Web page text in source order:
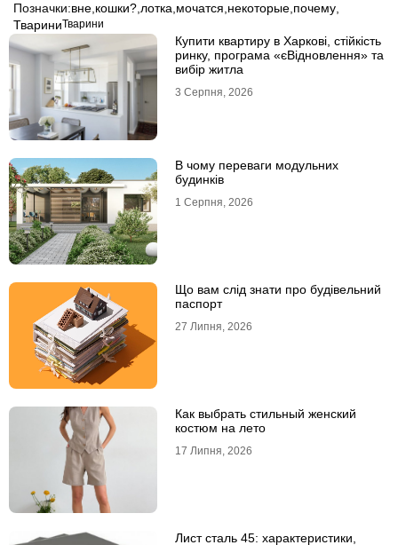
Позначки:вне кошки? лотка мочатся некоторые почему
ТвариниТварини
Купити квартиру в Харкові, стійкість
ринку, програма «єВідновлення» та
вибір житла
3 Серпня, 2026
В чому переваги модульних
будинків
1 Серпня, 2026
Що вам слід знати про будівельний
паспорт
27 Липня, 2026
Как выбрать стильный женский
костюм на лето
17 Липня, 2026
Лист сталь 45: характеристики,